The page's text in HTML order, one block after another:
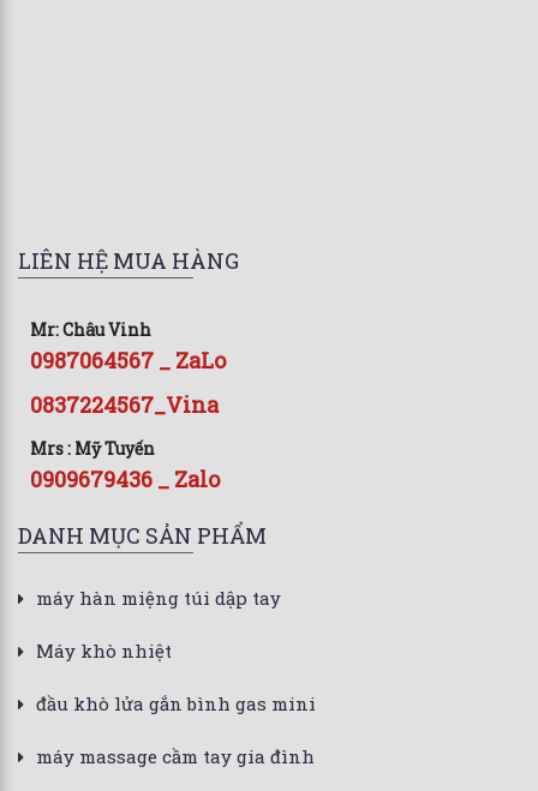
LIÊN HỆ MUA HÀNG
Mr: Châu Vinh
0987064567 _ ZaLo
0837224567_Vina
Mrs : Mỹ Tuyến
0909679436 _ Zalo
DANH MỤC SẢN PHẨM
máy hàn miệng túi dập tay
Máy khò nhiệt
đầu khò lửa gắn bình gas mini
máy massage cầm tay gia đình